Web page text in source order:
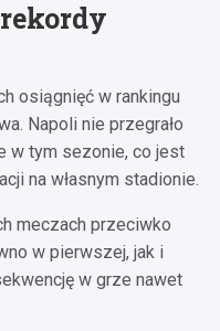
osiągnięć w rankingu
Napoli nie przegrało
w tym sezonie, co jest
na własnym stadionie.
meczach przeciwko
w pierwszej, jak i
w grze nawet